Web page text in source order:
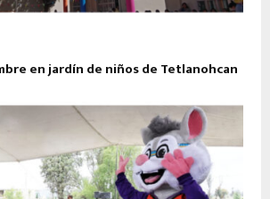
en jardín de niños de Tetlanohcan